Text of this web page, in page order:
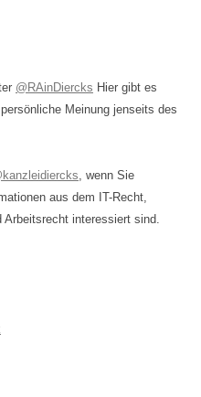
@RAinDiercks Hier gibt es
Meinung jenseits des
, wenn Sie
aus dem IT-Recht,
Arbeitsrecht interessiert sind.